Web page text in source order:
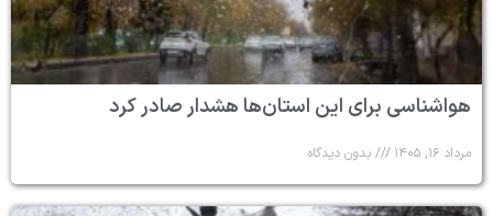
هواشناسی برای این استان‌ها هشدار صادر کرد
مرداد ۱۶, ۱۴۰۵ بدون دیدگاه